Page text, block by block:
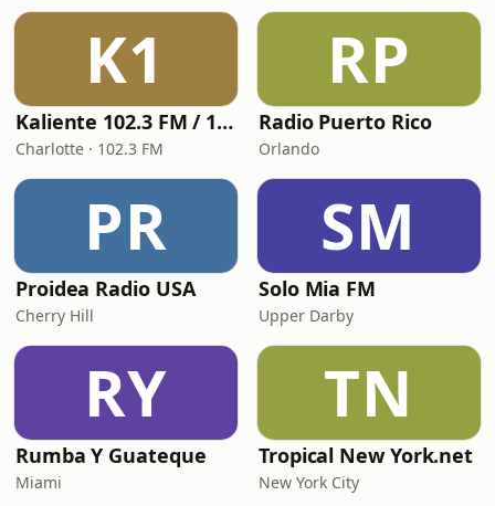
K1
Kaliente 102.3 FM / 107.5 FM
Charlotte · 102.3 FM
RP
Radio Puerto Rico
Orlando
PR
Proidea Radio USA
Cherry Hill
SM
Solo Mia FM
Upper Darby
RY
Rumba Y Guateque
Miami
TN
Tropical New York.net
New York City